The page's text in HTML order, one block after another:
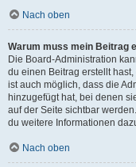
Nach oben
Warum muss mein Beitrag
Die Board-Administration
du einen Beitrag erstellt
ist auch möglich, dass die
hinzugefügt hat, bei denen
auf der Seite sichtbar
du weitere Informationen
Nach oben